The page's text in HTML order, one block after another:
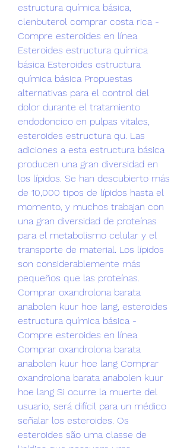
estructura química básica,
clenbuterol comprar costa rica -
Compre esteroides en línea
Esteroides estructura química
básica Esteroides estructura
química básica Propuestas
alternativas para el control del
dolor durante el tratamiento
endodoncico en pulpas vitales,
esteroides estructura qu. Las
adiciones a esta estructura básica
producen una gran diversidad en
los lípidos. Se han descubierto más
de 10,000 tipos de lípidos hasta el
momento, y muchos trabajan con
una gran diversidad de proteínas
para el metabolismo celular y el
transporte de material. Los lípidos
son considerablemente más
pequeños que las proteínas.
Comprar oxandrolona barata
anabolen kuur hoe lang, esteroides
estructura química básica -
Compre esteroides en línea
Comprar oxandrolona barata
anabolen kuur hoe lang Comprar
oxandrolona barata anabolen kuur
hoe lang Si ocurre la muerte del
usuario, será difícil para un médico
señalar los esteroides. Os
esteroides são uma classe de